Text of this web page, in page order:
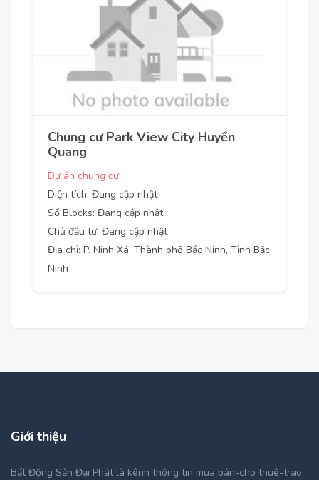
Chung cư Park View City Huyền
Quang
Dự án chung cư
Diện tích: Đang cập nhật
Số Blocks: Đang cập nhật
Chủ đầu tư: Đang cập nhật
Địa chỉ: P. Ninh Xá, Thành phố Bắc Ninh, Tỉnh Bắc
Ninh
Giới thiệu
Bất Động Sản Đại Phát là kênh thông tin mua bán-cho thuê-trao